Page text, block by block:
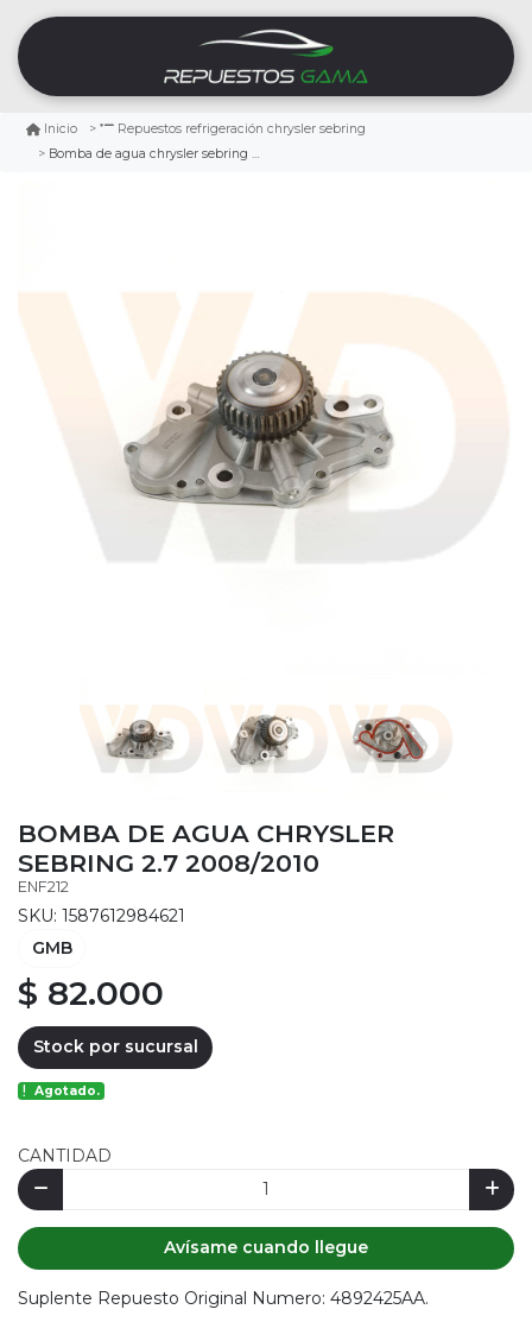
Inicio
Repuestos refrigeración chrysler sebring
Bomba de agua chrysler sebring 2.7 2008/2010
BOMBA DE AGUA CHRYSLER
SEBRING 2.7 2008/2010
ENF212
SKU: 1587612984621
GMB
$ 82.000
Stock por sucursal
Agotado.
CANTIDAD
Avísame cuando llegue
Suplente Repuesto Original Numero: 4892425AA.